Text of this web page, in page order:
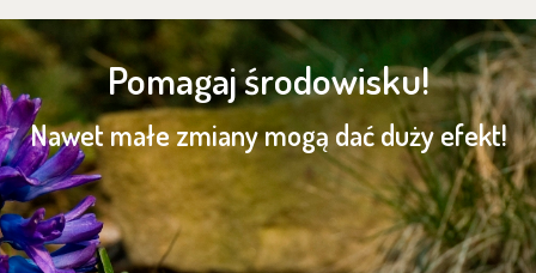
Pomagaj środowisku!
Nawet małe zmiany mogą dać duży efekt!